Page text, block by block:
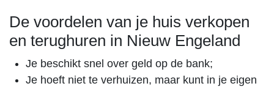
De voordelen van je huis verkopen
en terughuren in Nieuw Engeland
Je beschikt snel over geld op de bank;
Je hoeft niet te verhuizen, maar kunt in je eigen